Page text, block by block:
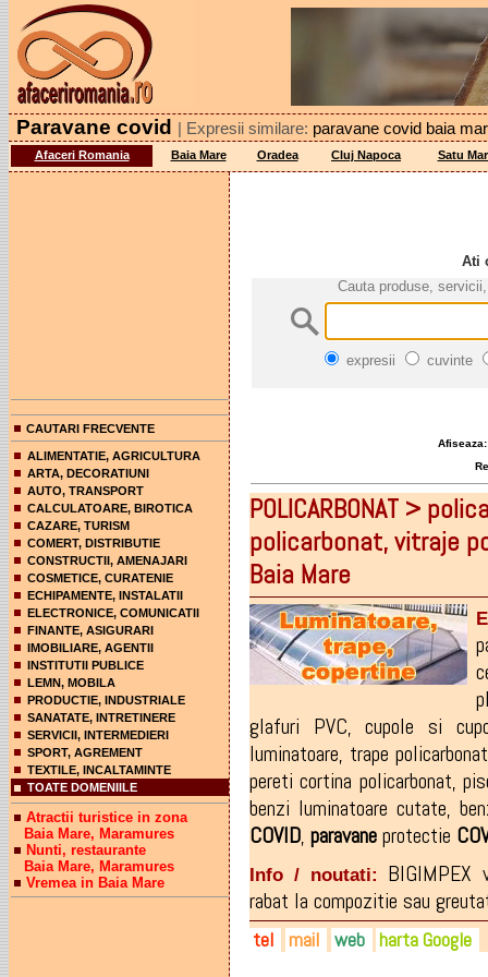
Paravane covid | Expresii similare: paravane covid baia
Afaceri Romania Baia Mare Oradea Cluj Napoca Satu
CAUTARI FRECVENTE
ALIMENTATIE, AGRICULTURA
ARTA, DECORATIUNI
AUTO, TRANSPORT
CALCULATOARE, BIROTICA
CAZARE, TURISM
COMERT, DISTRIBUTIE
CONSTRUCTII, AMENAJARI
COSMETICE, CURATENIE
ECHIPAMENTE, INSTALATII
ELECTRONICE, COMUNICATII
FINANTE, ASIGURARI
IMOBILIARE, AGENTII
INSTITUTII PUBLICE
LEMN, MOBILA
PRODUCTIE, INDUSTRIALE
SANATATE, INTRETINERE
SERVICII, INTERMEDIERI
SPORT, AGREMENT
TEXTILE, INCALTAMINTE
TOATE DOMENIILE
Atractii turistice in zona
Baia Mare, Maramures
Nunti, restaurante
Baia Mare, Maramures
Vremea in Baia Mare
Ati
Cauta produse,
expresii cuvinte
POLICARBONAT >
policarbonat, vitraje
Baia Mare
glafuri PVC,cupole si
luminatoare, trape policarbonat
pereti cortina policarbonat,
benzi luminatoare cutate,
COVID, paravane protectie
Info / noutati: BIGIMPEX
rabat la compozitie sau
tel mail web harta Google